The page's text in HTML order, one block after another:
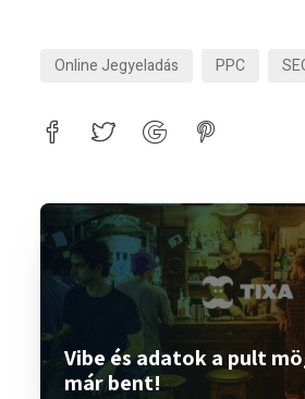
Online Jegyeladás PPC
Vibe és adatok a pult
már bent!